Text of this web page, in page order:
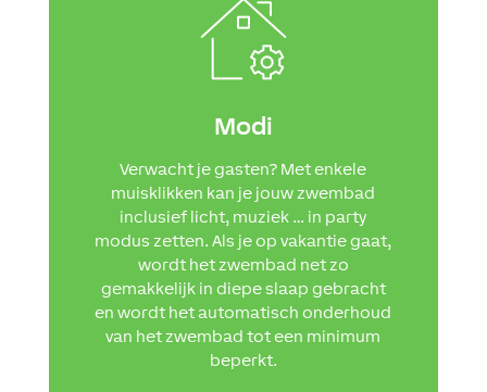
Modi
Verwacht je gasten? Met enkele
muisklikken kan je jouw zwembad
inclusief licht, muziek … in party
modus zetten. Als je op vakantie gaat,
wordt het zwembad net zo
gemakkelijk in diepe slaap gebracht
en wordt het automatisch onderhoud
van het zwembad tot een minimum
beperkt.